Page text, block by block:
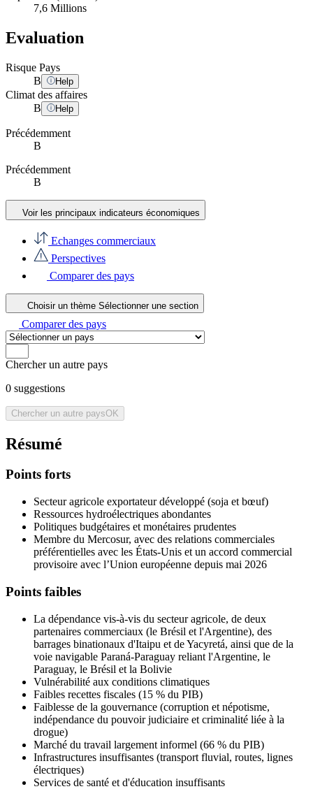
7,6 Millions
Evaluation
Risque Pays
B
Help
Climat des affaires
B
Help
Précédemment
B
Précédemment
B
Voir les principaux indicateurs économiques
Echanges commerciaux
Perspectives
Comparer des pays
Choisir un thème Sélectionner une section
Comparer des pays
Chercher un autre pays
0 suggestions
Chercher un autre paysOK
Résumé
Points forts
Secteur agricole exportateur développé (soja et bœuf)
Ressources hydroélectriques abondantes
Politiques budgétaires et monétaires prudentes
Membre du Mercosur, avec des relations commerciales
préférentielles avec les États-Unis et un accord commercial
provisoire avec l’Union européenne depuis mai 2026
Points faibles
La dépendance vis-à-vis du secteur agricole, de deux
partenaires commerciaux (le Brésil et l'Argentine), des
barrages binationaux d'Itaipu et de Yacyretá, ainsi que de la
voie navigable Paraná-Paraguay reliant l'Argentine, le
Paraguay, le Brésil et la Bolivie
Vulnérabilité aux conditions climatiques
Faibles recettes fiscales (15 % du PIB)
Faiblesse de la gouvernance (corruption et népotisme,
indépendance du pouvoir judiciaire et criminalité liée à la
drogue)
Marché du travail largement informel (66 % du PIB)
Infrastructures insuffisantes (transport fluvial, routes, lignes
électriques)
Services de santé et d'éducation insuffisants